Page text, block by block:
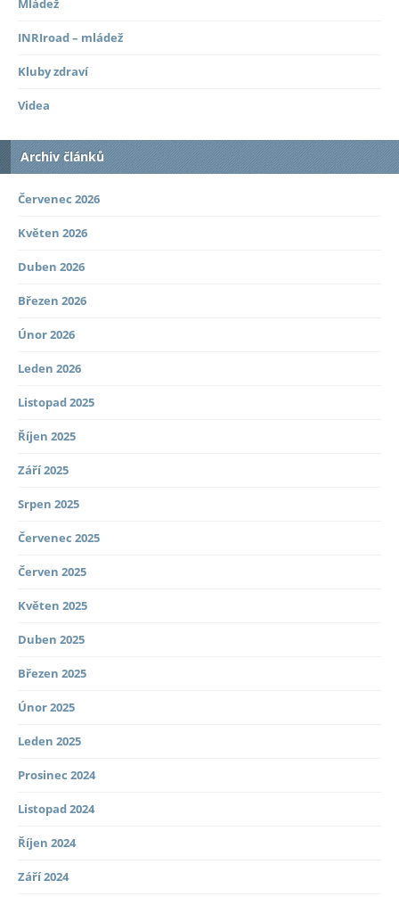
Mládež
INRIroad – mládež
Kluby zdraví
Videa
Archiv článků
Červenec 2026
Květen 2026
Duben 2026
Březen 2026
Únor 2026
Leden 2026
Listopad 2025
Říjen 2025
Září 2025
Srpen 2025
Červenec 2025
Červen 2025
Květen 2025
Duben 2025
Březen 2025
Únor 2025
Leden 2025
Prosinec 2024
Listopad 2024
Říjen 2024
Září 2024